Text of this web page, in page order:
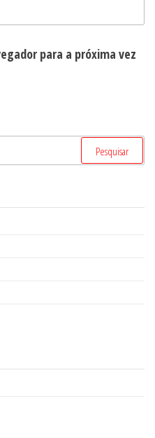
para a próxima vez